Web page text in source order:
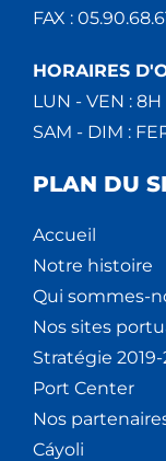
FAX :
HORAIRES
LUN - VEN : 8H
SAM - DIM :
PLAN DU
Accueil
Notre histoire
Qui sommes-
Nos sites
Stratégie
Port Center
Nos
Cáyoli